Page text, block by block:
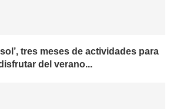
tres meses de actividades para
del verano...